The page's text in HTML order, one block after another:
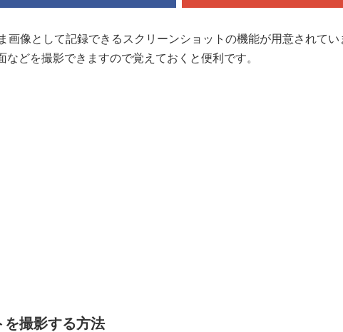
画像として記録できるスクリーンショットの機能が用意されてい
どを撮影できますので覚えておくと便利です。
撮影する方法